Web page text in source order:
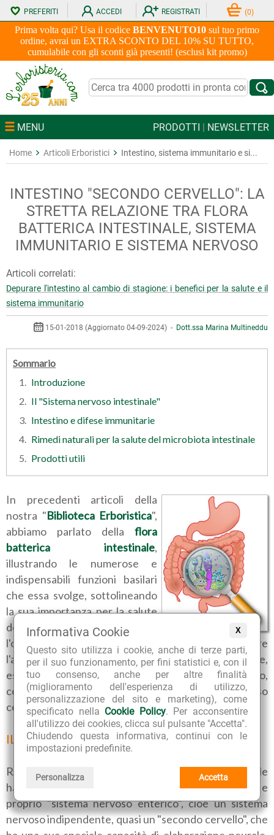
X
Informativa Cookie
Questo sito utilizza i cookie, anche di terze parti,
per il suo funzionamento, per fini statistici e, con il
tuo consenso, anche per altre finalità
(miglioramento dell'esperienza di utilizzo,
personalizzazione del sito e marketing), come
specificato nella Cookie Policy. Per acconsentire
all'utilizzo dei cookies, clicca sul pulsante "Accetta".
Chiudendo questa informativa, continui con le
impostazioni predefinite.
Personalizza Accetta
Prima volta qui? Usa il codice BENVENUTO10 sul tuo primo
ordine, avrai un EXTRA SCONTO DEL 10% SU TUTTO,
cumulabile con gli sconti già presenti! (esclusi kit promo)
PREFERITI ACCEDI REGISTRATI (0)
MENU PRODOTTI | NEWSLETTER
Home Articoli Erboristici Intestino, sistema immunitario e si...
INTESTINO "SECONDO CERVELLO": LA
STRETTA RELAZIONE TRA FLORA
BATTERICA INTESTINALE, SISTEMA
IMMUNITARIO E SISTEMA NERVOSO
Articoli correlati:
Depurare l'intestino al cambio di stagione: i benefici per la salute e il
sistema immunitario
15-01-2018 (Aggiornato 04-09-2024) - Dott.ssa Marina Multineddu
Sommario
Introduzione
Il "Sistema nervoso intestinale"
Intestino e difese immunitarie
Rimedi naturali per la salute del microbiota intestinale
Prodotti utili
In precedenti articoli della
nostra "Biblioteca Erboristica",
abbiamo parlato della flora
batterica intestinale,
illustrando le numerose e
indispensabili funzioni basilari
che essa svolge, sottolineando
la sua importanza per la salute
dell'intestino e di tutto
l'organismo. In questo articolo vorrei ampliare
l'argomento alla luce di nuove acquisizioni scientifiche,
esaminando le relazioni che intercorrono fra l'intestino,
con la sua peculiare flora batterica, il sistema nervoso
centrale e ledifese immunitariedell'organismo.
IL "SISTEMA NERVOSO INTESTINALE"
Recenti studi sulla popolazione batterica intestinale
hanno appurato che l'intestino è dotato di un vero e
proprio "sistema nervoso enterico", cioè un sistema
nervoso indipendente, quasi un "secondo cervello", che